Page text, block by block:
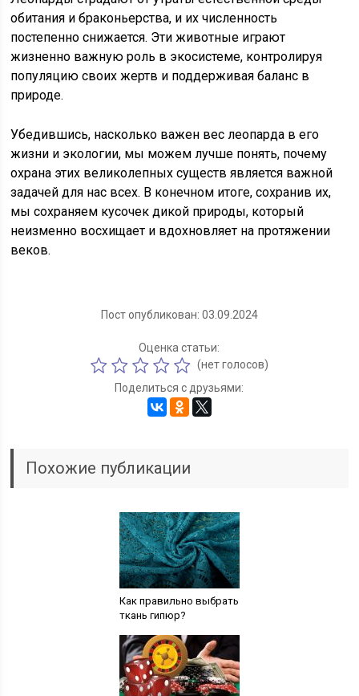
обитания и браконьерства, и их численность
постепенно снижается. Эти животные играют
жизненно важную роль в экосистеме, контролируя
популяцию своих жертв и поддерживая баланс в
природе.
Убедившись, насколько важен вес леопарда в его
жизни и экологии, мы можем лучше понять, почему
охрана этих великолепных существ является важной
задачей для нас всех. В конечном итоге, сохранив их,
мы сохраняем кусочек дикой природы, который
неизменно восхищает и вдохновляет на протяжении
веков.
Пост опубликован: 03.09.2024
Оценка статьи:
(нет голосов)
Поделиться с друзьями:
Похожие публикации
Как правильно выбрать
ткань гипюр?